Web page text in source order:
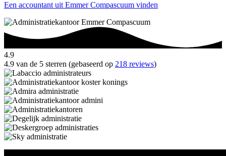
Een accountant uit Emmer Compascuum vinden
4.9
4.9 van de 5 sterren (gebaseerd op 218 reviews)